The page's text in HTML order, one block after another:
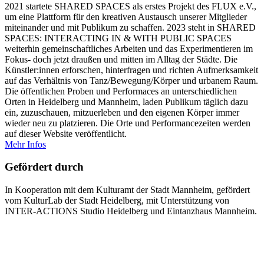
2021 startete SHARED SPACES als erstes Projekt des FLUX e.V.,
um eine Plattform für den kreativen Austausch unserer Mitglieder
miteinander und mit Publikum zu schaffen. 2023 steht in SHARED
SPACES: INTERACTING IN & WITH PUBLIC SPACES
weiterhin gemeinschaftliches Arbeiten und das Experimentieren im
Fokus- doch jetzt draußen und mitten im Alltag der Städte. Die
Künstler:innen erforschen, hinterfragen und richten Aufmerksamkeit
auf das Verhältnis von Tanz/Bewegung/Körper und urbanem Raum.
Die öffentlichen Proben und Performaces an unterschiedlichen
Orten in Heidelberg und Mannheim, laden Publikum täglich dazu
ein, zuzuschauen, mitzuerleben und den eigenen Körper immer
wieder neu zu platzieren. Die Orte und Performancezeiten werden
auf dieser Website veröffentlicht.
Mehr Infos
Gefördert durch
In Kooperation mit dem Kulturamt der Stadt Mannheim, gefördert
vom KulturLab der Stadt Heidelberg, mit Unterstützung von
INTER-ACTIONS Studio Heidelberg und Eintanzhaus Mannheim.